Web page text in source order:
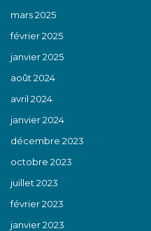
mars 2025
février 2025
janvier 2025
août 2024
avril 2024
janvier 2024
décembre 2023
octobre 2023
juillet 2023
février 2023
janvier 2023